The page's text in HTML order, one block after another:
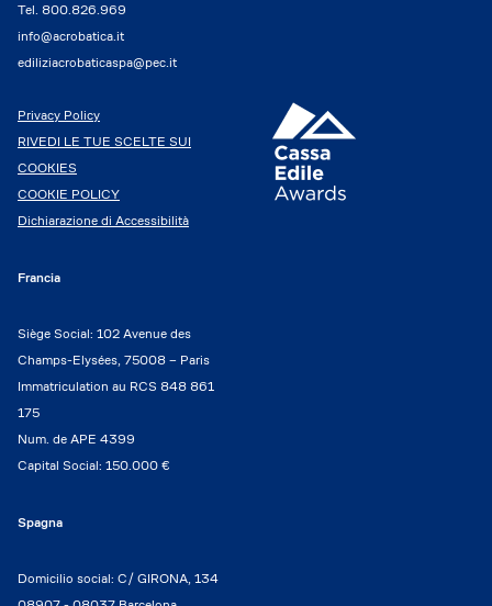
Tel. 800.826.969
info@acrobatica.it
ediliziacrobaticaspa@pec.it
Privacy Policy
RIVEDI LE TUE SCELTE SUI
COOKIES
COOKIE POLICY
Dichiarazione di Accessibilità
Francia
Siège Social: 102 Avenue des
Champs-Elysées, 75008 – Paris
Immatriculation au RCS 848 861
175
Num. de APE 4399
Capital Social: 150.000 €
Spagna
Domicilio social: C/ GIRONA, 134